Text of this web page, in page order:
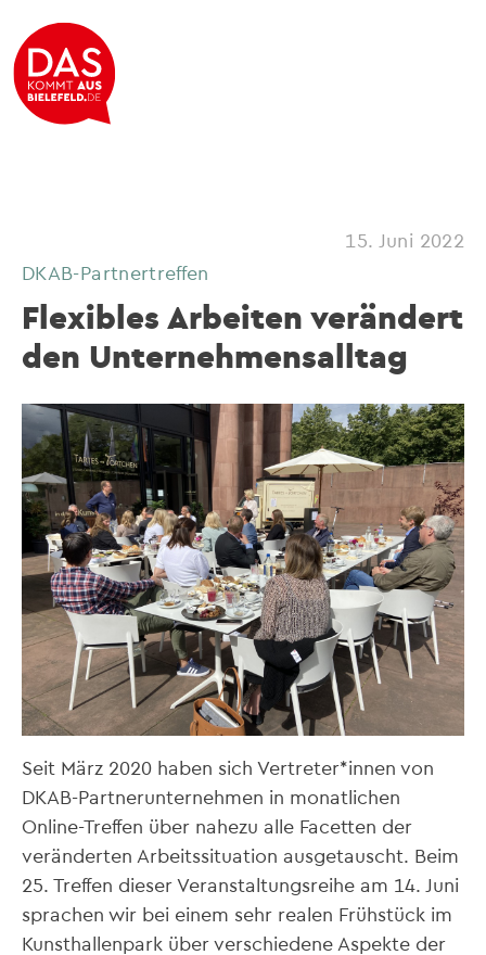
15. Juni 2022
DKAB-Partnertreffen
Flexibles Arbeiten verändert
den Unternehmensalltag
Seit März 2020 haben sich Vertreter*innen von
DKAB-Partnerunternehmen in monatlichen
Online-Treffen über nahezu alle Facetten der
veränderten Arbeitssituation ausgetauscht. Beim
25. Treffen dieser Veranstaltungsreihe am 14. Juni
sprachen wir bei einem sehr realen Frühstück im
Kunsthallenpark über verschiedene Aspekte der